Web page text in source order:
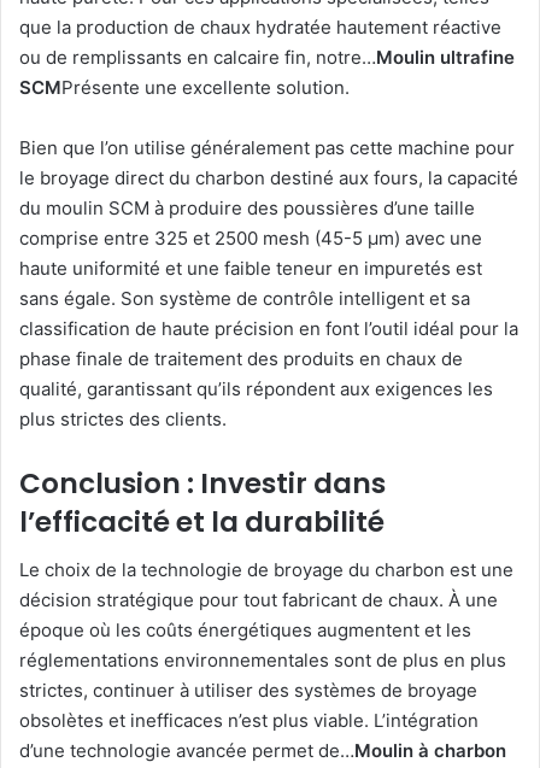
que la production de chaux hydratée hautement réactive
ou de remplissants en calcaire fin, notre…Moulin ultrafine
SCMPrésente une excellente solution.
Bien que l’on utilise généralement pas cette machine pour
le broyage direct du charbon destiné aux fours, la capacité
du moulin SCM à produire des poussières d’une taille
comprise entre 325 et 2500 mesh (45-5 μm) avec une
haute uniformité et une faible teneur en impuretés est
sans égale. Son système de contrôle intelligent et sa
classification de haute précision en font l’outil idéal pour la
phase finale de traitement des produits en chaux de
qualité, garantissant qu’ils répondent aux exigences les
plus strictes des clients.
Conclusion : Investir dans
l’efficacité et la durabilité
Le choix de la technologie de broyage du charbon est une
décision stratégique pour tout fabricant de chaux. À une
époque où les coûts énergétiques augmentent et les
réglementations environnementales sont de plus en plus
strictes, continuer à utiliser des systèmes de broyage
obsolètes et inefficaces n’est plus viable. L’intégration
d’une technologie avancée permet de…Moulin à charbon